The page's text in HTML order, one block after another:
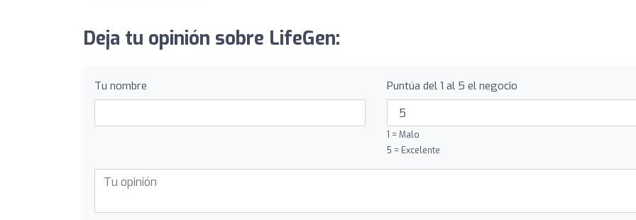
Deja tu opinión sobre LifeGen:
Tu nombre Puntúa del 1 al 5 el negocio
1 = Malo
5 = Excelente